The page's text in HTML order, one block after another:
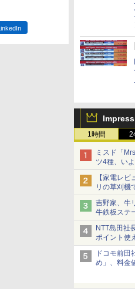
1時間
ミスド「
ツ4種、い
【家電レ
リの草刈機
吉野家、牛
牛鉄板ステ
NTT島田社
ポイント使
ドコモ前田
め」、料金
LinkedIn